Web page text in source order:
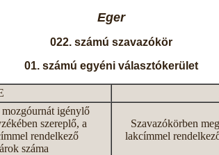
Eger
022. számú szavazókör
01. számú egyéni választókerület
igénylő
szereplő, a
rendelkező
száma
Szavazókörben
lakcímmel